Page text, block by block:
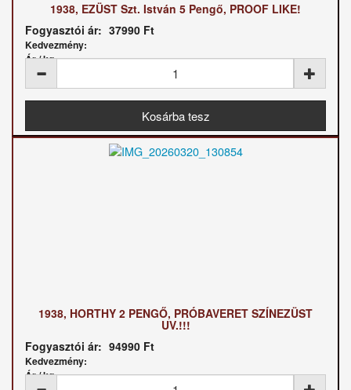
1938, EZÜST Szt. István 5 Pengő, PROOF LIKE!
Fogyasztói ár: 37990 Ft
Kedvezmény:
Ár / kg:
1938, HORTHY 2 PENGŐ, PRÓBAVERET SZÍNEZÜST
UV.!!!
Fogyasztói ár: 94990 Ft
Kedvezmény:
Ár / kg: